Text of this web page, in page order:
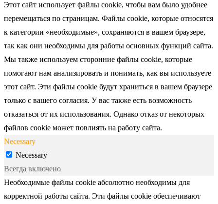
Этот сайт использует файлы cookie, чтобы вам было удобнее
перемещаться по страницам. Файлы cookie, которые относятся
к категории «необходимые», сохраняются в вашем браузере,
так как они необходимы для работы основных функций сайта.
Мы также используем сторонние файлы cookie, которые
помогают нам анализировать и понимать, как вы используете
этот сайт. Эти файлы cookie будут храниться в вашем браузере
только с вашего согласия. У вас также есть возможность
отказаться от их использования. Однако отказ от некоторых
файлов cookie может повлиять на работу сайта.
Necessary
Necessary
Всегда включено
Необходимые файлы cookie абсолютно необходимы для
корректной работы сайта. Эти файлы cookie обеспечивают